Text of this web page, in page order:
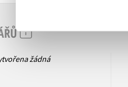
žádná